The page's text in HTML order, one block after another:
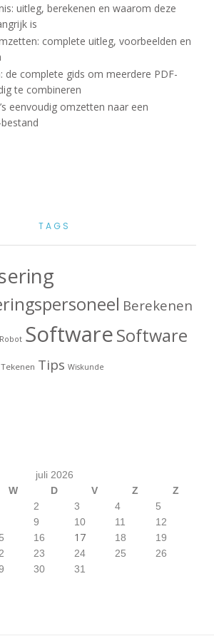
uitleg, berekenen en waarom deze
is
complete uitleg, voorbeelden en
de complete gids om meerdere PDF-
te combineren
eenvoudig omzetten naar een
TAGS
Berekenen
Robot SoftwareSoftware
Tekenen Tips Wiskunde
juli 2026
W D V Z
Z
2 3 4
5
9 10 11
12
16 17 18
19
23 24 25
26
30 31